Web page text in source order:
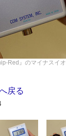
Red』のマイナスイ
戻る